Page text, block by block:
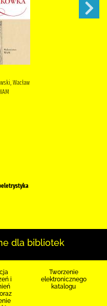
Wacław
dla bibliotek
i
Tworzenie
elektronicznego
katalogu